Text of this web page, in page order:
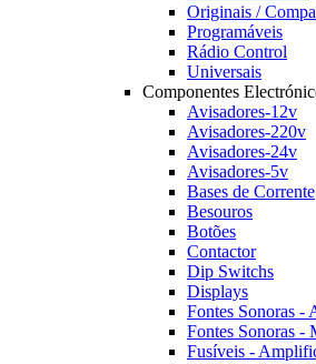
Originais /
Programáveis
Rádio Control
Universais
Componentes
Avisadores-12v
Avisadores-220v
Avisadores-24v
Avisadores-5v
Bases de Corrente
Besouros
Botões
Contactor
Dip Switchs
Displays
Fontes Sonoras -
Fontes Sonoras -
Fusíveis -